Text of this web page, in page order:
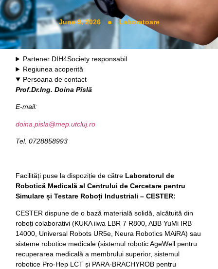
June 9, 2026 Laboratoare
Partener DIH4Society responsabil
Regiunea acoperită
Persoana de contact
Prof.Dr.Ing. Doina Pîslă
E-mail:
doina.pisla@mep.utcluj.ro
Tel.0728858993
Facilități puse la dispoziție de către Laboratorul de
Robotică Medicală al Centrului de Cercetare pentru
Simulare și Testare Roboți Industriali – CESTER:
CESTER dispune de o bază materială solidă, alcătuită din
roboți colaborativi (KUKA iiwa LBR 7 R800, ABB YuMi IRB
14000, Universal Robots UR5e, Neura Robotics MAiRA) sau
sisteme robotice medicale (sistemul robotic AgeWell pentru
recuperarea medicală a membrului superior, sistemul
robotice Pro-Hep LCT și PARA-BRACHYROB pentru